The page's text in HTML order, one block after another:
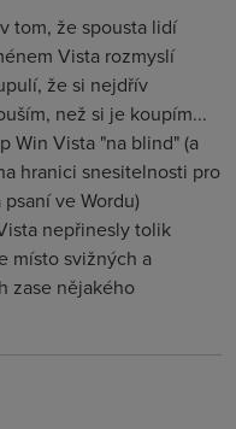
tom, že spousta lidí
Vista rozmyslí
že si nejdřív
než si je koupím...
Win Vista "na blind" (a
hranici snesitelnosti pro
ve Wordu)
nepřinesly tolik
místo svižných a
zase nějakého